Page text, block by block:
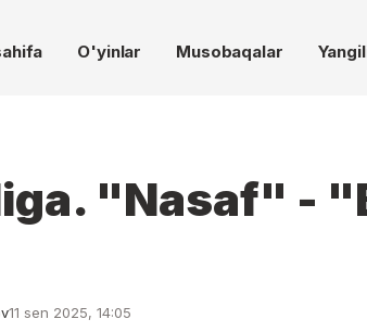
O'yinlar Musobaqalar
"Nasaf" -
11 sen 2025, 14:05